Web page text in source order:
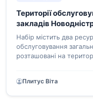
Території
закладів
Набір містить два
обслуговування
розташовані на
Плитус Віта